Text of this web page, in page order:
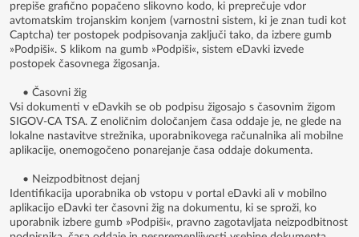
prepiše grafično popačeno slikovno kodo, ki preprečuje vdor
avtomatskim trojanskim konjem (varnostni sistem, ki je znan tudi kot
Captcha) ter postopek podpisovanja zaključi tako, da izbere gumb
»Podpiši«. S klikom na gumb »Podpiši«, sistem eDavki izvede
postopek časovnega žigosanja.
• Časovni žig
Vsi dokumenti v eDavkih se ob podpisu žigosajo s časovnim žigom
SIGOV-CA TSA. Z enoličnim določanjem časa oddaje je, ne glede na
lokalne nastavitve strežnika, uporabnikovega računalnika ali mobilne
aplikacije, onemogočeno ponarejanje časa oddaje dokumenta.
• Neizpodbitnost dejanj
Identifikacija uporabnika ob vstopu v portal eDavki ali v mobilno
aplikacijo eDavki ter časovni žig na dokumentu, ki se sproži, ko
uporabnik izbere gumb »Podpiši«, pravno zagotavljata neizpodbitnost